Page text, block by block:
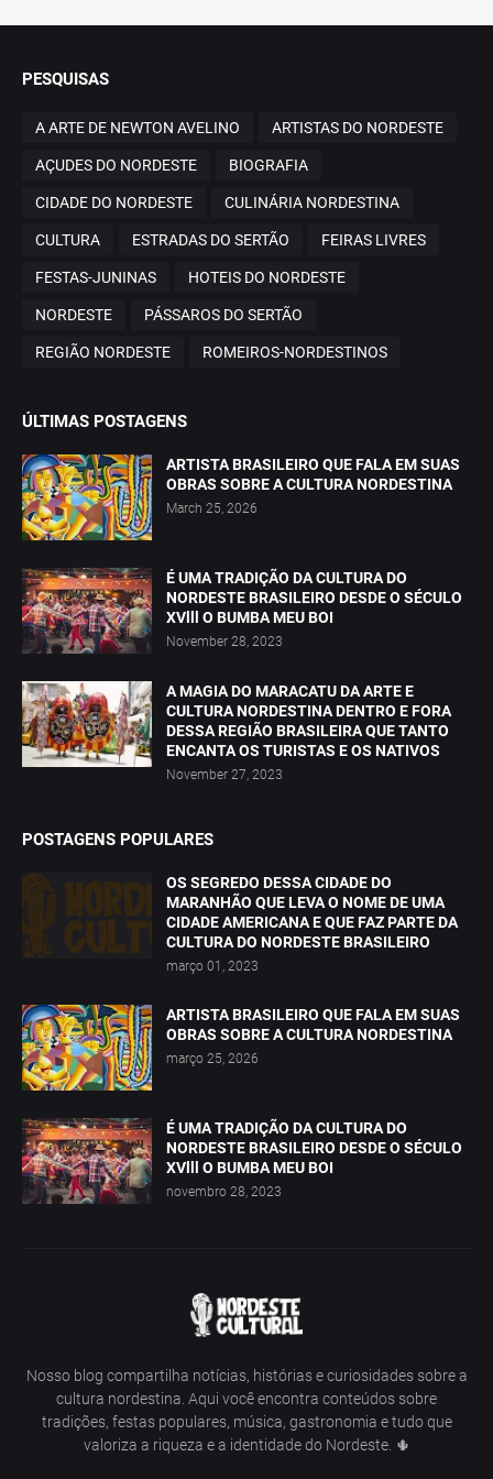
PESQUISAS
A ARTE DE NEWTON AVELINO ARTISTAS DO NORDESTE
AÇUDES DO NORDESTE BIOGRAFIA
CIDADE DO NORDESTE CULINÁRIA NORDESTINA
CULTURA ESTRADAS DO SERTÃO FEIRAS LIVRES
FESTAS-JUNINAS HOTEIS DO NORDESTE
NORDESTE PÁSSAROS DO SERTÃO
REGIÃO NORDESTE ROMEIROS-NORDESTINOS
ÚLTIMAS POSTAGENS
ARTISTA BRASILEIRO QUE FALA EM SUAS
OBRAS SOBRE A CULTURA NORDESTINA
March 25, 2026
É UMA TRADIÇÃO DA CULTURA DO
NORDESTE BRASILEIRO DESDE O SÉCULO
XVlll O BUMBA MEU BOI
November 28, 2023
A MAGIA DO MARACATU DA ARTE E
CULTURA NORDESTINA DENTRO E FORA
DESSA REGIÃO BRASILEIRA QUE TANTO
ENCANTA OS TURISTAS E OS NATIVOS
November 27, 2023
POSTAGENS POPULARES
OS SEGREDO DESSA CIDADE DO
MARANHÃO QUE LEVA O NOME DE UMA
CIDADE AMERICANA E QUE FAZ PARTE DA
CULTURA DO NORDESTE BRASILEIRO
março 01, 2023
ARTISTA BRASILEIRO QUE FALA EM SUAS
OBRAS SOBRE A CULTURA NORDESTINA
março 25, 2026
É UMA TRADIÇÃO DA CULTURA DO
NORDESTE BRASILEIRO DESDE O SÉCULO
XVlll O BUMBA MEU BOI
novembro 28, 2023
Nosso blog compartilha notícias, histórias e curiosidades sobre a
cultura nordestina. Aqui você encontra conteúdos sobre
tradições, festas populares, música, gastronomia e tudo que
valoriza a riqueza e a identidade do Nordeste. 🌵